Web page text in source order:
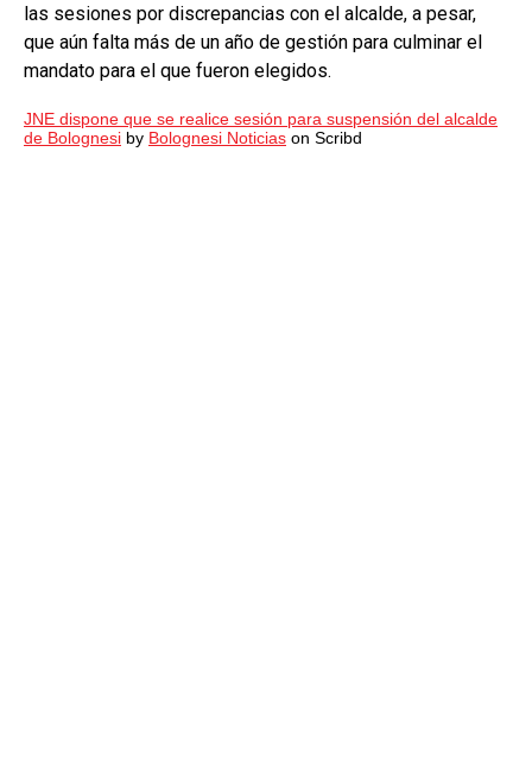
las sesiones por discrepancias con el alcalde, a pesar,
que aún falta más de un año de gestión para culminar el
mandato para el que fueron elegidos.
JNE dispone que se realice sesión para suspensión del alcalde
de Bolognesi by Bolognesi Noticias on Scribd